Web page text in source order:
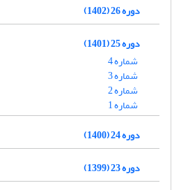
دوره 26 (1402)
دوره 25 (1401)
شماره 4
شماره 3
شماره 2
شماره 1
دوره 24 (1400)
دوره 23 (1399)